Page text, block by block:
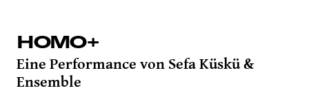
HOMO+
Eine Performance von Sefa Küskü &
Ensemble